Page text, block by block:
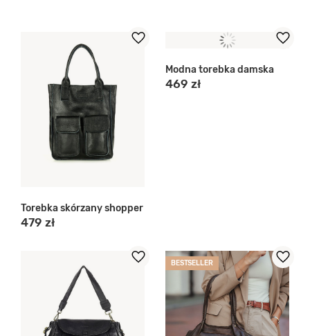
Torebka skórzany shopper
479 zł
Modna torebka damska
469 zł
BESTSELLER